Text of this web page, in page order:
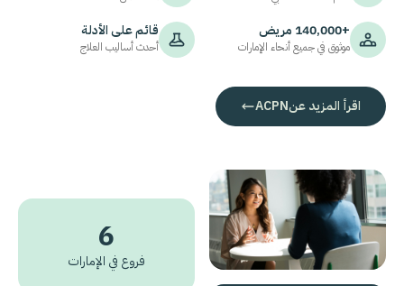
+140,000 مريض
موثوق في جميع أنحاء الإمارات
قائم على الأدلة
أحدث أساليب العلاج
اقرأ المزيد عنACPN
6
فروع في الإمارات